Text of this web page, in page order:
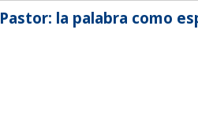
la palabra como